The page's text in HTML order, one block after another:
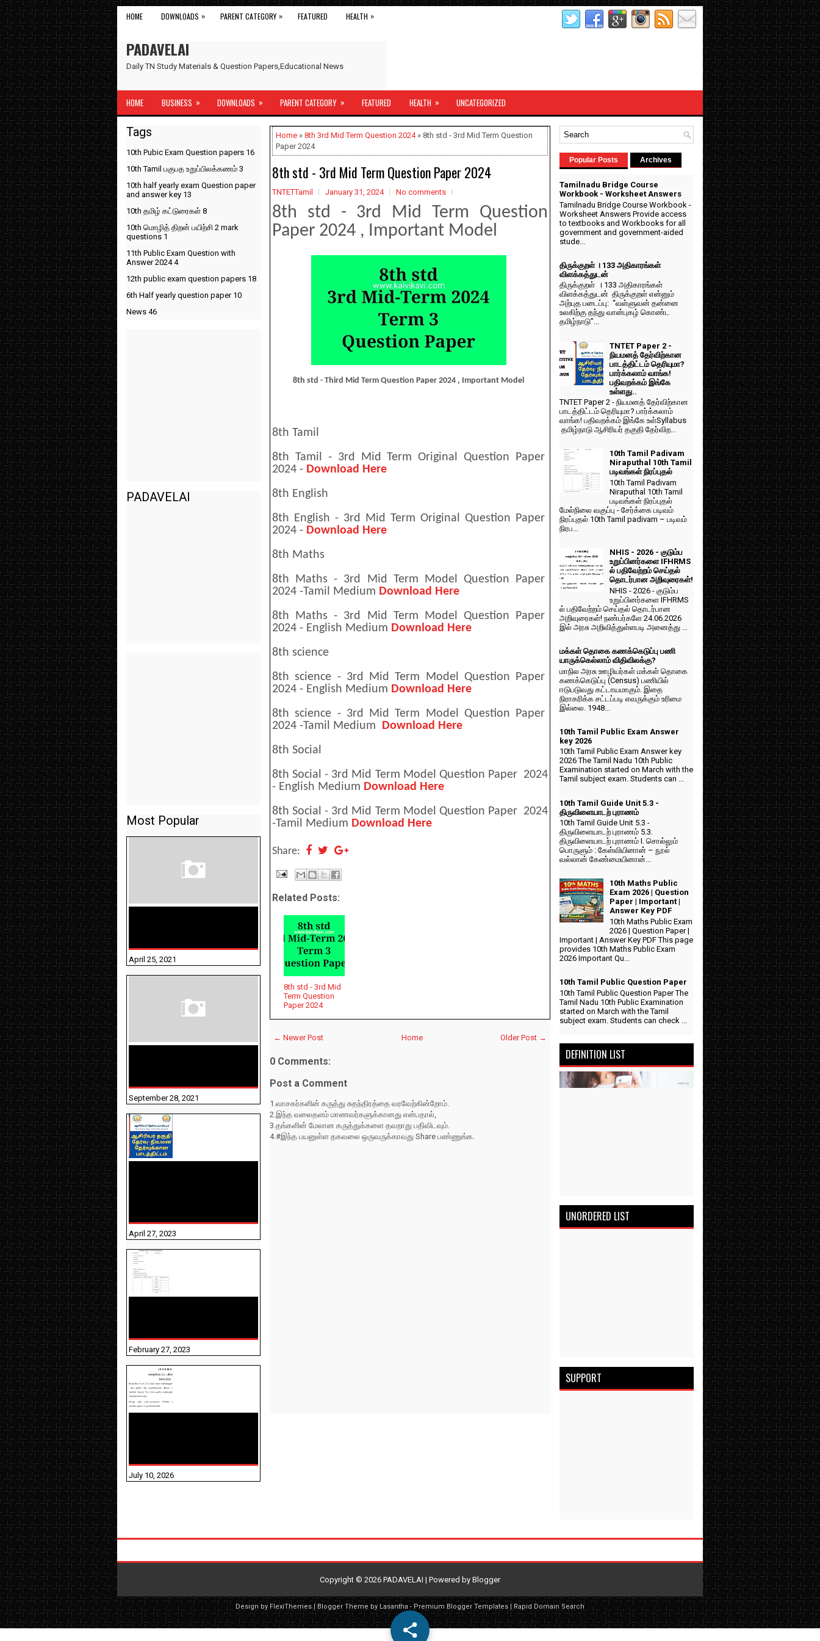
HOME DOWNLOADS » PARENT CATEGORY » FEATURED HEALTH »
PADAVELAI
Daily TN Study Materials & Question Papers,Educational News
HOME BUSINESS » DOWNLOADS » PARENT CATEGORY » FEATURED HEALTH » UNCATEGORIZED
Home » 8th 3rd Mid Term Question 2024» 8th std - 3rd Mid Term Question
Paper 2024
8th std - 3rd Mid Term Question Paper 2024
TNTETTamil January 31, 2024 No comments
8th std - 3rd Mid Term Question
Paper 2024 , Important Model
8th std - Third Mid Term Question Paper 2024 , Important Model
8th Tamil
8th Tamil - 3rd Mid Term Original Question Paper
2024 - Download Here
8th English
8th English - 3rd Mid Term Original Question Paper
2024 - Download Here
8th Maths
8th Maths - 3rd Mid Term Model Question Paper
2024 -Tamil Medium Download Here
8th Maths - 3rd Mid Term Model Question Paper
2024 - English Medium Download Here
8th science
8th science - 3rd Mid Term Model Question Paper
2024 - English Medium Download Here
8th science - 3rd Mid Term Model Question Paper
2024 -Tamil Medium Download Here
8th Social
8th Social - 3rd Mid Term Model Question Paper 2024
- English Medium Download Here
8th Social - 3rd Mid Term Model Question Paper 2024
-Tamil Medium Download Here
Share:
Related Posts:
8th std - 3rd Mid
Term Question
Paper 2024
← Newer Post Older Post →
Home
0 Comments:
Post a Comment
1.வாசகர்களின் கருத்து சுதந்திரத்தை வரவேற்கின்றோம்.
2.இந்த வலைதளம் மாணவர்களுக்கானது என்பதால்,
3.தங்களின் மேலான கருத்துக்களை தவறாது பதிவிடவும்.
4.#இந்த பயனுள்ள தகவலை ஒருவருக்காவது Share பண்ணுங்க.
Tags
10th Pubic Exam Question papers 16
10th Tamil பகுபத உறுப்பிலக்கணம் 3
10th half yearly exam Question paper
and answer key 13
10th தமிழ் கட்டுரைகள் 8
10th மொழித் திறன் பயிற்சி 2 mark
questions 1
11th Public Exam Question with
Answer 20244
12th public exam question papers 18
6th Half yearly question paper 10
News 46
PADAVELAI
Most Popular
April 25, 2021
September 28, 2021
April 27, 2023
February 27, 2023
July 10, 2026
Popular Posts Archives
Tamilnadu Bridge Course
Workbook - Worksheet Answers
Tamilnadu Bridge Course Workbook -
Worksheet Answers Provide access
to textbooks and Workbooks for all
government and government-aided
stude...
திருக்குறள் । 133 அதிகாரங்கள்
விளக்கத்துடன்
திருக்குறள் । 133 அதிகாரங்கள்
விளக்கத்துடன் திருக்குறள் என்னும்
அற்புத படைப்பு: “வள்ளுவன் தன்னை
உலகிற்கு தந்து வான்புகழ் கொண்ட
தமிழ்நாடு”...
TNTET Paper 2 -
நியமனத் தேர்விற்கான
பாடத்திட்டம் தெரியுமா?
பார்க்கலாம் வாங்க!
பதிவறக்கம் இங்கே
உள்ளது..
TNTET Paper 2 - நியமனத் தேர்விற்கான
பாடத்திட்டம் தெரியுமா? பார்க்கலாம்
வாங்க! பதிவறக்கம் இங்கே உள்Syllabus
தமிழ்நாடு ஆசிரியர் தகுதி தேர்விற...
10th Tamil Padivam
Niraputhal 10th Tamil
படிவங்கள் நிரப்புதல்
10th Tamil Padivam
Niraputhal 10th Tamil
படிவங்கள் நிரப்புதல்
மேல்நிலை வகுப்பு - சேர்க்கை படிவம்
நிரப்புதல் 10th Tamil padivam – படிவம்
நிரப...
NHIS - 2026 - குடும்ப
உறுப்பினர்களை IFHRMS
ல் பதிவேற்றம் செய்தல்
தொடர்பான அறிவுரைகள்!
NHIS - 2026 - குடும்ப
உறுப்பினர்களை IFHRMS
ல் பதிவேற்றம் செய்தல் தொடர்பான
அறிவுரைகள்! நண்பர்களே 24.06.2026
இல் அரசு அறிவித்துள்ளபடி அனைத்து ...
மக்கள் தொகை கணக்கெடுப்பு பணி
யாருக்கெல்லாம் விதிவிலக்கு?
மாநில அரசு ஊழியர்கள் மக்கள் தொகை
கணக்கெடுப்பு (Census) பணியில்
ஈடுபடுவது கட்டாயமாகும். இதை
நிராகரிக்க சட்டப்படி எவருக்கும் உரிமை
இல்லை. 1948...
10th Tamil Public Exam Answer
key 2026
10th Tamil Public Exam Answer key
2026 The Tamil Nadu 10th Public
Examination started on March with the
Tamil subject exam. Students can ...
10th Tamil Guide Unit 5.3 -
திருவிளையாடற் புராணம்
10th Tamil Guide Unit 5.3 -
திருவிளையாடற் புராணம் 5.3.
திருவிளையாடற் புராணம் I. சொல்லும்
பொருளும் : கேள்வியினான் – நூல்
வல்லான் கேண்மையினான்...
10th Maths Public
Exam 2026 | Question
Paper | Important |
Answer Key PDF
10th Maths Public Exam
2026 | Question Paper |
Important | Answer Key PDF This page
provides 10th Maths Public Exam
2026 Important Qu...
10th Tamil Public Question Paper
10th Tamil Public Question Paper The
Tamil Nadu 10th Public Examination
started on March with the Tamil
subject exam. Students can check ...
DEFINITION LIST
UNORDERED LIST
SUPPORT
Copyright © 2026 PADAVELAI | Powered by Blogger
Design byFlexiThemes| Blogger Theme byLasantha-Premium Blogger Templates |Rapid Domain Search